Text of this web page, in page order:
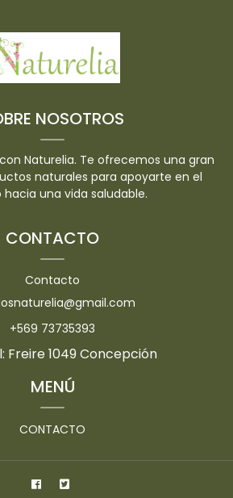
NOSOTROS
Naturelia. Te ofrecemos una gran
naturales para apoyarte en el
una vida saludable.
CONTACTO
Contacto
+569 73735393
Freire 1049 Concepción
MENÚ
CONTACTO